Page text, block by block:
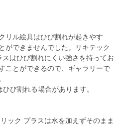
リル絵具はひび割れが起きやす
ができませんでした。リキテック
はひび割れにくい強さを持ってお
ことができるので、ギャラリーで
び割れる場合があります。
ック プラスは水を加えずそのまま